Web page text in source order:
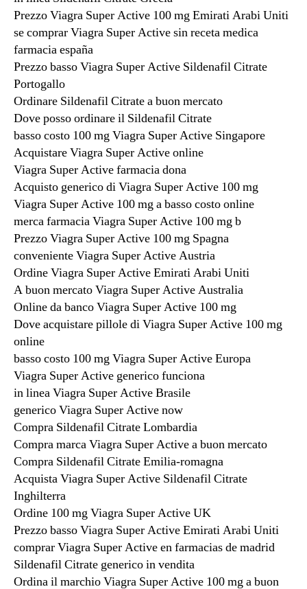
Prezzo Viagra Super Active 100 mg Emirati Arabi Uniti
se comprar Viagra Super Active sin receta medica
farmacia españa
Prezzo basso Viagra Super Active Sildenafil Citrate
Portogallo
Ordinare Sildenafil Citrate a buon mercato
Dove posso ordinare il Sildenafil Citrate
basso costo 100 mg Viagra Super Active Singapore
Acquistare Viagra Super Active online
Viagra Super Active farmacia dona
Acquisto generico di Viagra Super Active 100 mg
Viagra Super Active 100 mg a basso costo online
merca farmacia Viagra Super Active 100 mg b
Prezzo Viagra Super Active 100 mg Spagna
conveniente Viagra Super Active Austria
Ordine Viagra Super Active Emirati Arabi Uniti
A buon mercato Viagra Super Active Australia
Online da banco Viagra Super Active 100 mg
Dove acquistare pillole di Viagra Super Active 100 mg
online
basso costo 100 mg Viagra Super Active Europa
Viagra Super Active generico funciona
in linea Viagra Super Active Brasile
generico Viagra Super Active now
Compra Sildenafil Citrate Lombardia
Compra marca Viagra Super Active a buon mercato
Compra Sildenafil Citrate Emilia-romagna
Acquista Viagra Super Active Sildenafil Citrate
Inghilterra
Ordine 100 mg Viagra Super Active UK
Prezzo basso Viagra Super Active Emirati Arabi Uniti
comprar Viagra Super Active en farmacias de madrid
Sildenafil Citrate generico in vendita
Ordina il marchio Viagra Super Active 100 mg a buon